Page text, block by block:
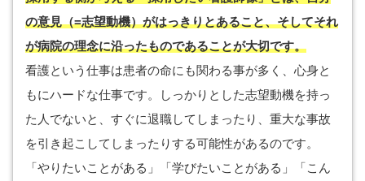
の意見（=志望動機）がはっきりとあること、そしてそれ
が病院の理念に沿ったものであることが大切です。
看護という仕事は患者の命にも関わる事が多く、心身と
もにハードな仕事です。しっかりとした志望動機を持っ
た人でないと、すぐに退職してしまったり、重大な事故
を引き起こしてしまったりする可能性があるのです。
「やりたいことがある」「学びたいことがある」「こん